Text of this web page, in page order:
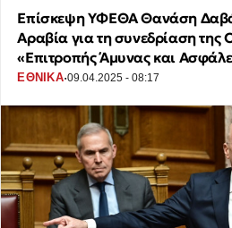
Επίσκεψη ΥΦΕΘΑ Θανάση
Αραβία για τη συνεδρίαση της
«Επιτροπής Άμυνας και
ΕΘΝΙΚΑ·09.04.2025 - 08:17